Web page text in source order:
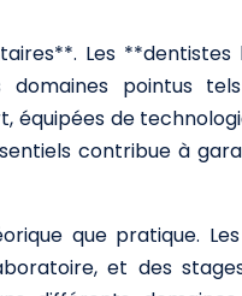
Les **dentistes
pointus
équipées de
contribue à
que pratique.
et des